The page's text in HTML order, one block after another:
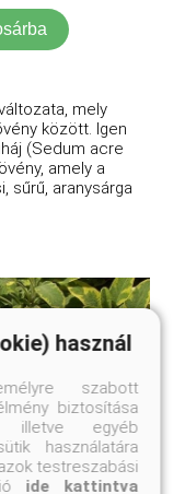
mely
között. Igen
(Sedum acre
amely a
sűrű, aranysárga
használ
szabott
biztosítása
illetve egyéb
használatára
testreszabási
ide kattintva